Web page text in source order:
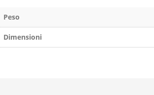
Peso
Dimensioni